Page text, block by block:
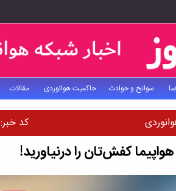
سوانح و حوادث حاکمیت هوانوردی مقالات
کد خبر: 34619
کفش‌تان را درنیاورید!